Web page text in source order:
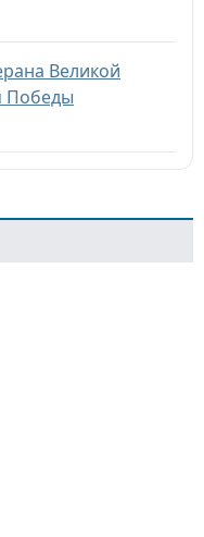
Великой
Победы